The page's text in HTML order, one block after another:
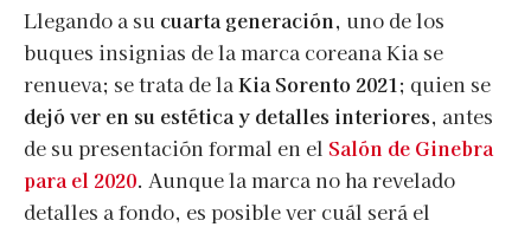
Llegando a su cuarta generación, uno de los
buques insignias de la marca coreana Kia se
renueva; se trata de laKia Sorento 2021; quien se
dejó ver en su estética y detalles interiores, antes
de su presentación formal en el Salón de Ginebra
para el 2020. Aunque la marca no ha revelado
detalles a fondo, es posible ver cuál será el